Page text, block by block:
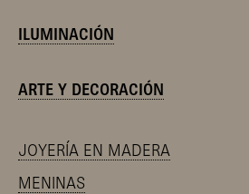
ILUMINACIÓN
ARTE Y DECORACIÓN
JOYERÍA EN MADERA
MENINAS